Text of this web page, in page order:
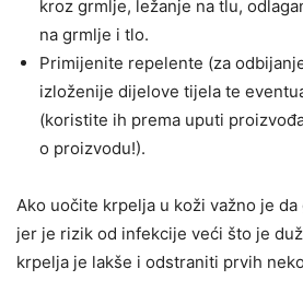
kroz grmlje, ležanje na tlu,
na grmlje i tlo.
Primijenite repelente (za
izloženije dijelove tijela te
(koristite ih prema uputi
o proizvodu!).
Ako uočite krpelja u koži važno je
jer je rizik od infekcije veći što je
krpelja je lakše i odstraniti prvih